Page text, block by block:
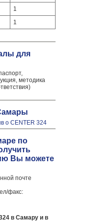
1
1
для
методика
о CENTER 324
по
Вы можете
почте
факс:
в Самару и в